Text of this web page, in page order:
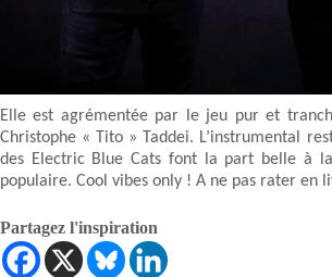
Elle est agrémentée par le jeu pur et
Christophe « Tito » Taddei. L’instrumental
des Electric Blue Cats font la part belle à
populaire. Cool vibes only ! A ne pas rater en
Partagez l'inspiration